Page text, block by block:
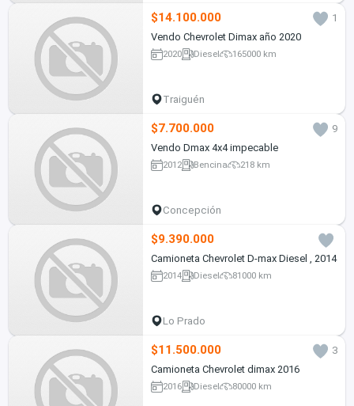
$14.100.000
1
Vendo Chevrolet Dimax año 2020
2020 Diesel 165000 km
Traiguén
$7.700.000
9
Vendo Dmax 4x4 impecable
2012 Bencina 218 km
Concepción
$9.390.000
Camioneta Chevrolet D-max Diesel , 2014
2014 Diesel 81000 km
Lo Prado
$11.500.000
3
Camioneta Chevrolet dimax 2016
2016 Diesel 80000 km